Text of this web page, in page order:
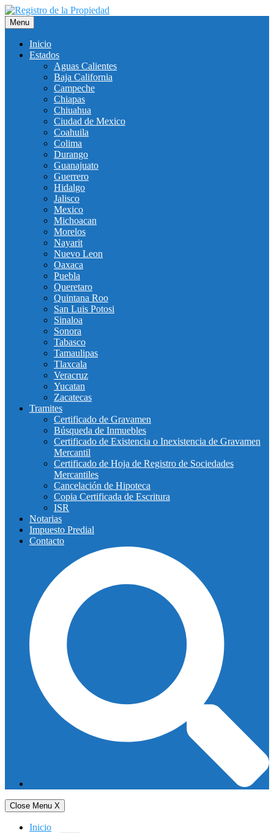
Saltar
al
contenido
Menu
Inicio
Estados
Aguas Calientes
Baja California
Campeche
Chiapas
Chiuahua
Ciudad de Mexico
Coahuila
Colima
Durango
Guanajuato
Guerrero
Hidalgo
Jalisco
Mexico
Michoacan
Morelos
Nayarit
Nuevo Leon
Oaxaca
Puebla
Queretaro
Quintana Roo
San Luis Potosi
Sinaloa
Sonora
Tabasco
Tamaulipas
Tlaxcala
Veracruz
Yucatan
Zacatecas
Tramites
Certificado de Gravamen
Búsqueda de Inmuebles
Certificado de Existencia o Inexistencia de Gravamen
Mercantil
Certificado de Hoja de Registro de Sociedades
Mercantiles
Cancelación de Hipoteca
Copia Certificada de Escritura
ISR
Notarias
Impuesto Predial
Contacto
Close Menu X
Inicio